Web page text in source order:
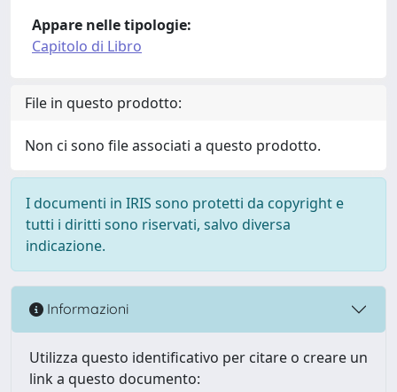
Appare nelle tipologie:
Capitolo di Libro
File in questo prodotto:
Non ci sono file associati a questo prodotto.
I documenti in IRIS sono protetti da copyright e
tutti i diritti sono riservati, salvo diversa
indicazione.
Informazioni
Utilizza questo identificativo per citare o creare un
link a questo documento: